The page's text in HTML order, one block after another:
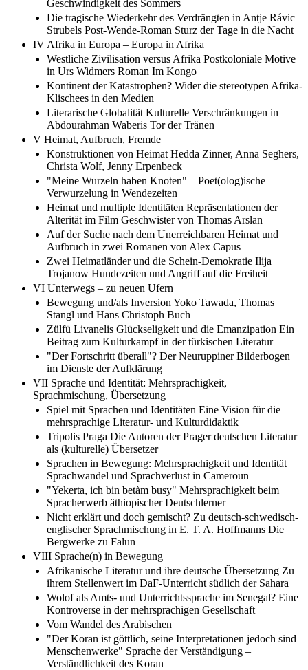
Geschwindigkeit des Sommers
Die tragische Wiederkehr des Verdrängten in Antje Rávic
Strubels Post-Wende-Roman Sturz der Tage in die Nacht
IV Afrika in Europa – Europa in Afrika
Westliche Zivilisation versus Afrika Postkoloniale Motive
in Urs Widmers Roman Im Kongo
Kontinent der Katastrophen? Wider die stereotypen Afrika-
Klischees in den Medien
Literarische Globalität Kulturelle Verschränkungen in
Abdourahman Waberis Tor der Tränen
V Heimat, Aufbruch, Fremde
Konstruktionen von Heimat Hedda Zinner, Anna Seghers,
Christa Wolf, Jenny Erpenbeck
"Meine Wurzeln haben Knoten" – Poet(olog)ische
Verwurzelung in Wendezeiten
Heimat und multiple Identitäten Repräsentationen der
Alterität im Film Geschwister von Thomas Arslan
Auf der Suche nach dem Unerreichbaren Heimat und
Aufbruch in zwei Romanen von Alex Capus
Zwei Heimatländer und die Schein-Demokratie Ilija
Trojanow Hundezeiten und Angriff auf die Freiheit
VI Unterwegs – zu neuen Ufern
Bewegung und/als Inversion Yoko Tawada, Thomas
Stangl und Hans Christoph Buch
Zülfü Livanelis Glückseligkeit und die Emanzipation Ein
Beitrag zum Kulturkampf in der türkischen Literatur
"Der Fortschritt überall"? Der Neuruppiner Bilderbogen
im Dienste der Aufklärung
VII Sprache und Identität: Mehrsprachigkeit,
Sprachmischung, Übersetzung
Spiel mit Sprachen und Identitäten Eine Vision für die
mehrsprachige Literatur- und Kulturdidaktik
Tripolis Praga Die Autoren der Prager deutschen Literatur
als (kulturelle) Übersetzer
Sprachen in Bewegung: Mehrsprachigkeit und Identität
Sprachwandel und Sprachverlust in Cameroun
"Yekerta, ich bin betàm busy" Mehrsprachigkeit beim
Spracherwerb äthiopischer Deutschlerner
Nicht erklärt und doch gemischt? Zu deutsch-schwedisch-
englischer Sprachmischung in E. T. A. Hoffmanns Die
Bergwerke zu Falun
VIII Sprache(n) in Bewegung
Afrikanische Literatur und ihre deutsche Übersetzung Zu
ihrem Stellenwert im DaF-Unterricht südlich der Sahara
Wolof als Amts- und Unterrichtssprache im Senegal? Eine
Kontroverse in der mehrsprachigen Gesellschaft
Vom Wandel des Arabischen
"Der Koran ist göttlich, seine Interpretationen jedoch sind
Menschenwerke" Sprache der Verständigung –
Verständlichkeit des Koran